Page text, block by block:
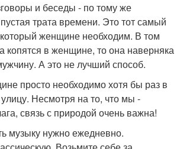
и беседы - по тому же
трата времени. Это тот самый
женщине необходим. В том
копятся в женщине, то она наверняка
А это не лучший способ.
просто необходимо хотя бы раз в
Несмотря на то, что мы -
связь с природой очень важна!
музыку нужно ежедневно.